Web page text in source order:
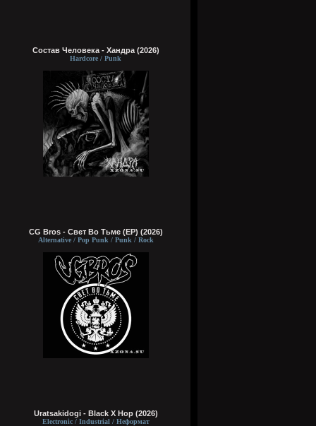
Состав Человека - Хандра (2026)
Hardcore / Punk
CG Bros - Свет Во Тьме (EP) (2026)
Alternative / Pop Punk / Punk / Rock
Uratsakidogi - Black X Hop (2026)
Electronic / Industrial / Неформат